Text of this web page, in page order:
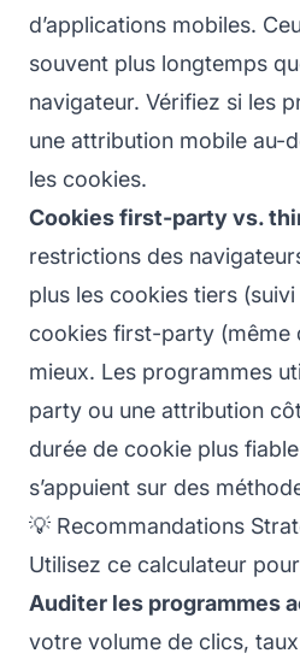
d’applications mobiles.
souvent plus longtemps
navigateur. Vérifiez si les
une attribution mobile au-
les cookies.
Cookies first-party vs.
restrictions des
plus les cookies tiers
cookies first-party (même
mieux. Les programmes
party ou une attribution
durée de cookie plus
s’appuient sur des
💡 Recommandations
Utilisez ce calculateur
Auditer les programmes
votre volume de clics,